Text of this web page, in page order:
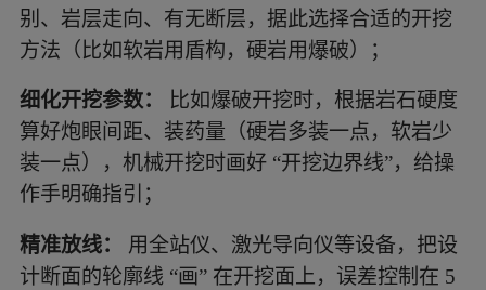
别、岩层走向、有无断层，据此选择合适的开挖
方法（比如软岩用盾构，硬岩用爆破）；
细化开挖参数： 比如爆破开挖时，根据岩石硬度
算好炮眼间距、装药量（硬岩多装一点，软岩少
装一点），机械开挖时画好 “开挖边界线”，给操
作手明确指引；
精准放线： 用全站仪、激光导向仪等设备，把设
计断面的轮廓线 “画” 在开挖面上，误差控制在 5